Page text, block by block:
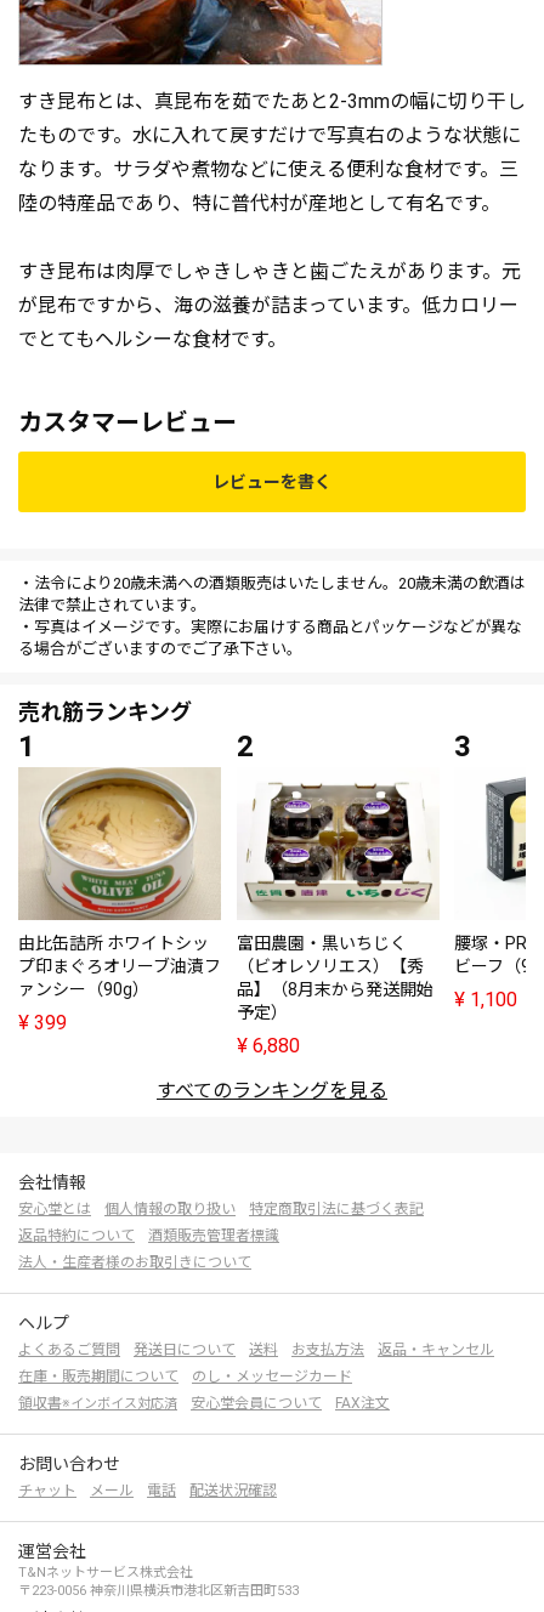
すき昆布とは、真昆布を茹でたあと2-3mmの幅に切り干し
たものです。水に入れて戻すだけで写真右のような状態に
なります。サラダや煮物などに使える便利な食材です。三
陸の特産品であり、特に普代村が産地として有名です。
すき昆布は肉厚でしゃきしゃきと歯ごたえがあります。元
が昆布ですから、海の滋養が詰まっています。低カロリー
でとてもヘルシーな食材です。
カスタマーレビュー
レビューを書く
・法令により20歳未満への酒類販売はいたしません。20歳未満の飲酒は
法律で禁止されています。
・写真はイメージです。実際にお届けする商品とパッケージなどが異な
る場合がございますのでご了承下さい。
売れ筋ランキング
由比缶詰所 ホワイトシッ
プ印まぐろオリーブ油漬フ
ァンシー（90g）
¥ 399
富田農園・黒いちじく
（ビオレソリエス）【秀
品】（8月末から発送開始
予定）
¥ 6,880
腰塚・
ビーフ（
¥ 1,100
すべてのランキングを見る
会社情報
安心堂とは 個人情報の取り扱い
特定商取引法に基づく表記
返品特約について
酒類販売管理者標識
法人・生産者様のお取引きについて
ヘルプ
よくあるご質問 発送日について 送料 お支払方法
返品・キャンセル
在庫・販売期間について
のし・メッセージカード
領収書※インボイス対応済 安心堂会員について FAX注文
お問い合わせ
チャット メール 電話 配送状況確認
運営会社
T&Nネットサービス株式会社
〒223-0056 神奈川県横浜市港北区新吉田町533